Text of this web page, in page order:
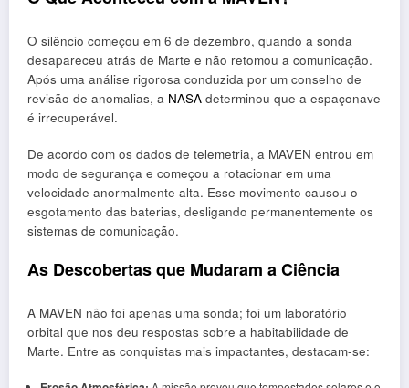
O silêncio começou em 6 de dezembro, quando a sonda
desapareceu atrás de Marte e não retomou a comunicação.
Após uma análise rigorosa conduzida por um conselho de
revisão de anomalias, a NASA determinou que a espaçonave
é irrecuperável.
De acordo com os dados de telemetria, a MAVEN entrou em
modo de segurança e começou a rotacionar em uma
velocidade anormalmente alta. Esse movimento causou o
esgotamento das baterias, desligando permanentemente os
sistemas de comunicação.
As Descobertas que Mudaram a Ciência
A MAVEN não foi apenas uma sonda; foi um laboratório
orbital que nos deu respostas sobre a habitabilidade de
Marte. Entre as conquistas mais impactantes, destacam-se: